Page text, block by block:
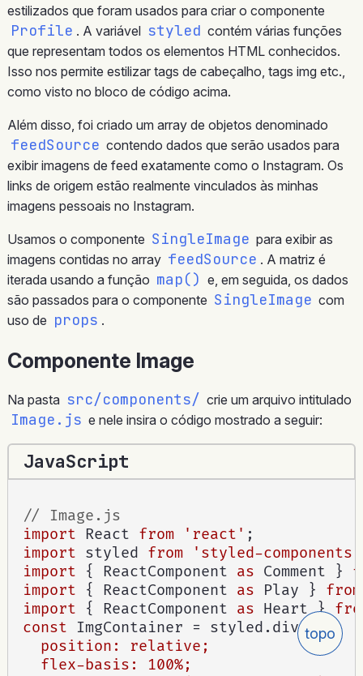
estilizados que foram usados ​​para criar o componente
Profile . A variável styled contém várias funções
que representam todos os elementos HTML conhecidos.
Isso nos permite estilizar tags de cabeçalho, tags img etc.,
como visto no bloco de código acima.
Além disso, foi criado um array de objetos denominado
feedSource contendo dados que serão usados ​​para
exibir imagens de feed exatamente como o Instagram. Os
links de origem estão realmente vinculados às minhas
imagens pessoais no Instagram.
Usamos o componente SingleImage para exibir as
imagens contidas no array feedSource . A matriz é
iterada usando a função map() e, em seguida, os dados
são passados para o componente SingleImage com
uso de props .
Componente Image
Na pasta src/components/ crie um arquivo intitulado
Image.js e nele insira o código mostrado a seguir:
JavaScript
// Image.js
import React from 'react' ;
import styled from 'styled-components'
import
{ ReactComponent as Comment }
import
{ ReactComponent as Play }
from
import
{ ReactComponent as Heart }
const ImgContainer = styled . div`
  position: relative;
  flex-basis: 100%;
topo